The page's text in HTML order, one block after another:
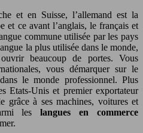
et en Suisse, l’allemand est la
et ce avant l’anglais, le français et
commune utilisée par les pays
la plus utilisée dans le monde,
beaucoup de portes. Vous
vous démarquer sur le
le monde professionnel. Plus
Etats-Unis et premier exportateur
grâce à ses machines, voitures et
leslangues en commerce